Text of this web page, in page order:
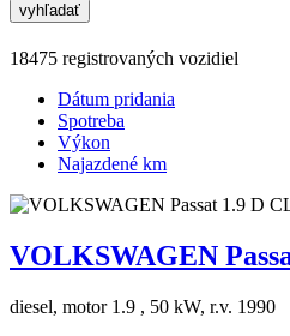
vyhľadať
18475 registrovaných vozidiel
Dátum pridania
Spotreba
Výkon
Najazdené km
VOLKSWAGEN
diesel, motor 1.9 , 50 kW, r.v. 1990